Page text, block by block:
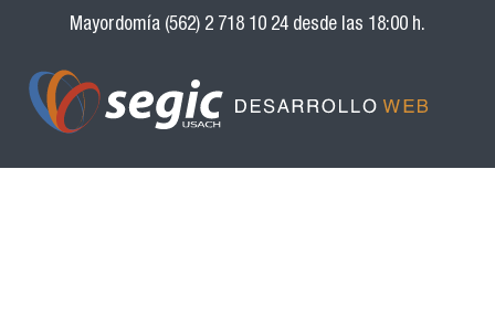
Mayordomía (562) 2 718 10 24 desde las 18:00 h.